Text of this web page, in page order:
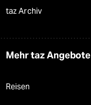
taz Archiv
Mehr taz Angebote
Reisen